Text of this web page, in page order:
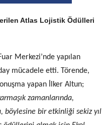
Atlas Lojistik Ödülleri
Merkezi’nde yapılan
mücadele etti. Törende,
yapan İlker Altun;
zamanlarında,
böylesine bir etkinliği sekiz yıl